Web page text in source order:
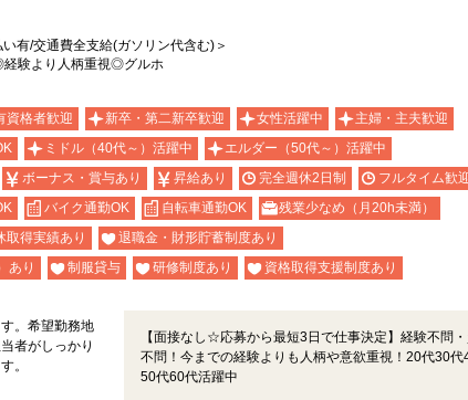
有/交通費全支給(ガソリン代含む)＞
験より人柄重視◎グルホ
資格者歓迎 新卒・第二新卒歓迎 女性活躍中
主婦・主夫歓迎
ミドル（40代～）活躍中
エルダー（50代～）活躍中
ボーナス・賞与あり 昇給あり 完全週休2日制
フルタイム歓
バイク通勤OK 自転車通勤OK
残業少なめ（月20h未満）
取得実績あり
退職金・財形貯蓄制度あり
あり
制服貸与 研修制度あり 資格取得支援制度あり
。希望勤務地
者がしっかり
。
【面接なし☆応募から最短3日で仕事決定】経験不問
不問！今までの経験よりも人柄や意欲重視！20代30代
50代60代活躍中